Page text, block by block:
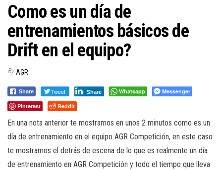
Como es un día de
entrenamientos básicos de
Drift en el equipo?
By AGR
Share Tweet Share Whatsapp
Messenger
Pinterest
Reddit
En una nota anterior te mostramos en unos 2 minutos como es un
día de entrenamiento en el equipo AGR Competición, en este caso
te mostramos el detrás de escena de lo que es realmente un día
de entrenamiento en AGR Competición y todo el tiempo que lleva